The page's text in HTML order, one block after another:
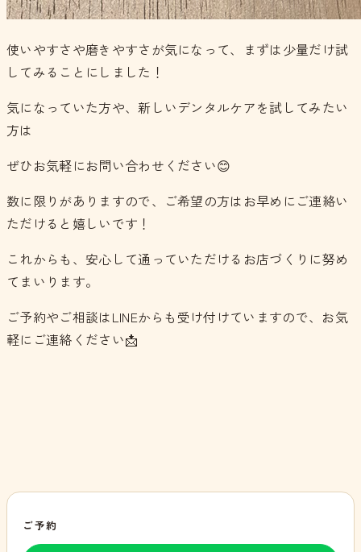
使いやすさや磨きやすさが気になって、まずは少量だけ試
してみることにしました！
気になっていた方や、新しいデンタルケアを試してみたい
方は
ぜひお気軽にお問い合わせください😊
数に限りがありますので、ご希望の方はお早めにご連絡い
ただけると嬉しいです！
これからも、安心して通っていただけるお店づくりに努め
てまいります。
ご予約やご相談はLINEからも受け付けていますので、お気
軽にご連絡ください📩
ご予約